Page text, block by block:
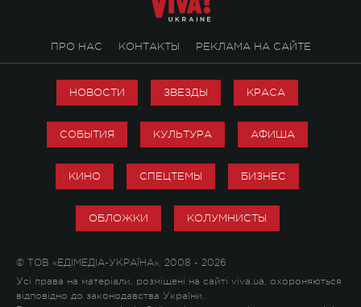
ПРО НАС КОНТАКТЫ РЕКЛАМА НА САЙТЕ
НОВОСТИ ЗВЕЗДЫ КРАСА
СОБЫТИЯ КУЛЬТУРА АФИША
КИНО СПЕЦТЕМЫ БИЗНЕС
ОБЛОЖКИ КОЛУМНИСТЫ
© ТОВ «ЕДІМЕДІА-УКРАЇНА», 2008 - 2026
Усі права на матеріали, розміщені на сайті viva.ua, охороняються
відповідно до законодавства України.